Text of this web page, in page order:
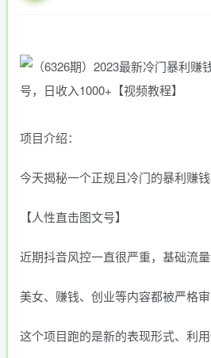
项目介绍：
今天揭秘一个正规且冷门的暴利赚钱
【人性直击图文号】
近期抖音风控一直很严重，基础流量
美女、赚钱、创业等内容都被严格审
这个项目跑的是新的表现形式、利用